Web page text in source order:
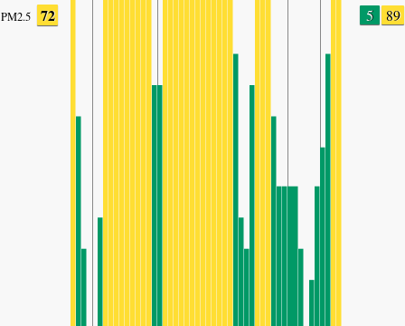
PM2.5 72 5 89